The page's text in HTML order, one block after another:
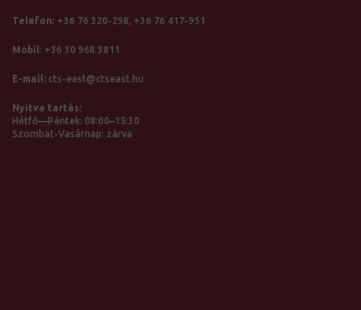
Telefon: +36 76 320-298, +36 76 417-951
Mobil: +36 30 968 3811
E-mail: cts-east@ctseast.hu
Nyitva tartás:
Hétfő—Péntek: 08:00–15:30
Szombat-Vasárnap: zárva